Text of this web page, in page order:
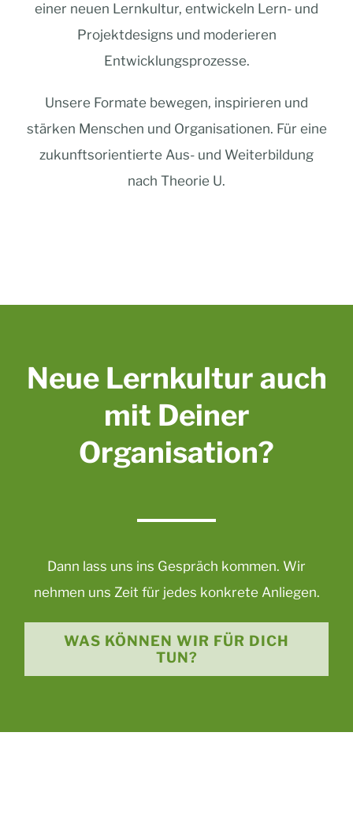
einer neuen Lernkultur, entwickeln Lern- und
Projektdesigns und moderieren
Entwicklungsprozesse.
Unsere Formate bewegen, inspirieren und
stärken Menschen und Organisationen. Für eine
zukunftsorientierte Aus- und Weiterbildung
nach Theorie U.
Neue Lernkultur auch
mit Deiner
Organisation?
Dann lass uns ins Gespräch kommen. Wir
nehmen uns Zeit für jedes konkrete Anliegen.
WAS KÖNNEN WIR FÜR DICH
TUN?